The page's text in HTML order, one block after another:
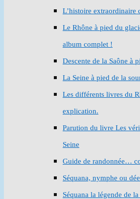
L’histoire extraordinaire
Le Rhône à pied du
album complet !
Descente de la Saône à
La Seine à pied de la
Les différents livres du
explication.
Parution du livre Les
Seine
Guide de randonnée…
Séquana, nymphe ou
Séquana la légende de la